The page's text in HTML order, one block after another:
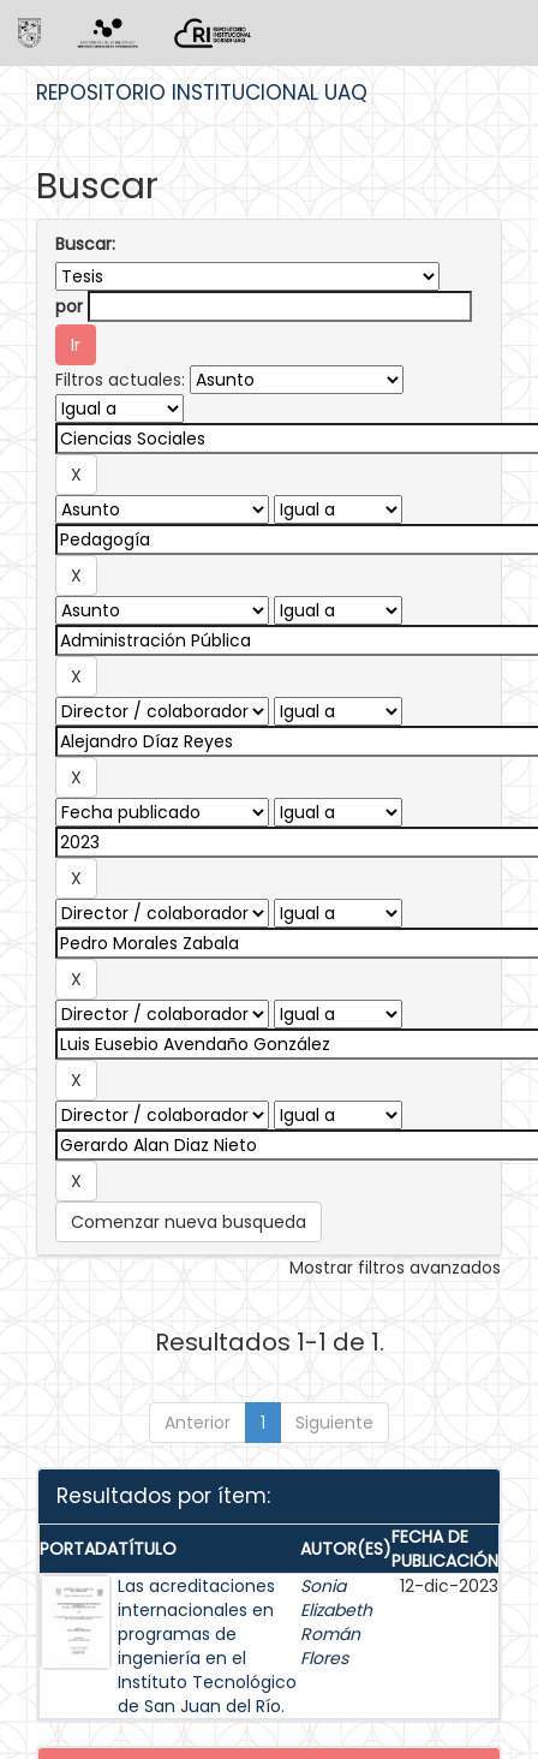
REPOSITORIO INSTITUCIONAL UAQ
Buscar
Buscar:
por
Filtros actuales:
Comenzar nueva busqueda
Mostrar filtros avanzados
Resultados 1-1 de 1.
Anterior 1 Siguiente
Resultados por ítem:
PORTADATÍTULO AUTOR(ES)FECHA DE
PUBLICACIÓN
Las acreditaciones
internacionales en
programas de
ingeniería en el
Instituto Tecnológico
de San Juan del Río.
Sonia
Elizabeth
Román
Flores
12-dic-2023